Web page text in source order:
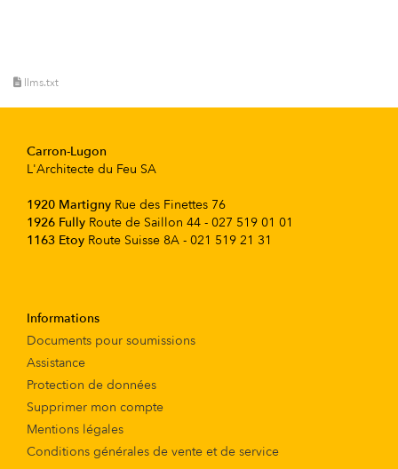
llms.txt
Carron-Lugon
L'Architecte du Feu SA
1920 Martigny Rue des Finettes 76
1926 Fully Route de Saillon 44 - 027 519 01 01
1163 Etoy Route Suisse 8A - 021 519 21 31
Informations
Documents pour soumissions
Assistance
Protection de données
Supprimer mon compte
Mentions légales
Conditions générales de vente et de service